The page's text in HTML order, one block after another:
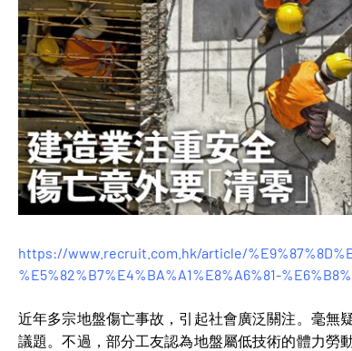
https://www.recruit.com.hk/article/
%E5%82%B7%E4%BA%A1%E8%A6%81-
近年多宗地盤傷亡事故，引起社會廣泛關注。毫無
議題。不過，部分工友認為地盤屬低技術的體力勞